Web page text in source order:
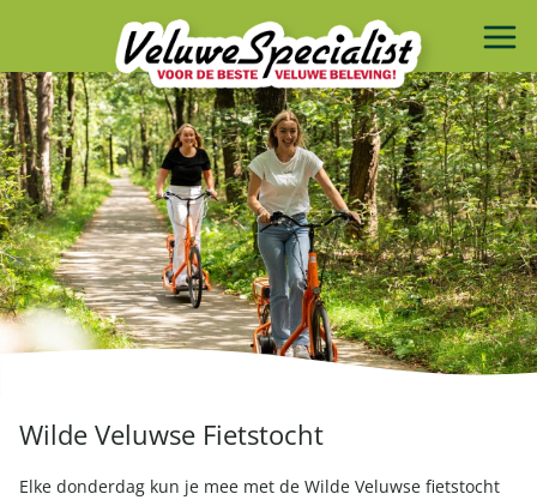
Wilde Veluwse Fietstocht
Elke donderdag kun je mee met de Wilde Veluwse fietstocht